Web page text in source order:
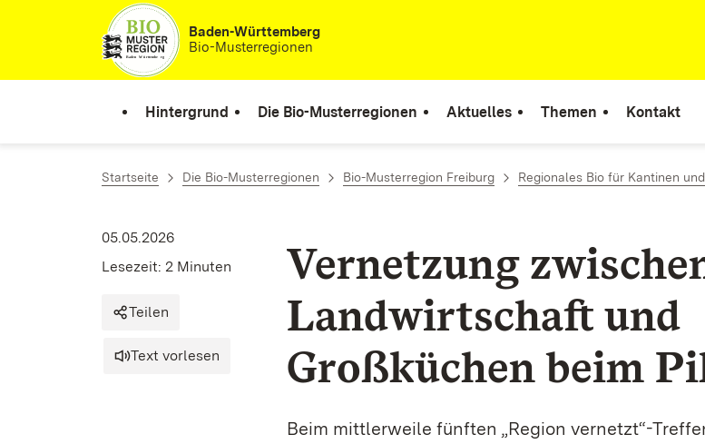
Zum Inhalt springenBaden-Württemberg
Bio-Musterregionen
Hintergrund Die Bio-Musterregionen Aktuelles Themen Kontakt
Startseite Die Bio-Musterregionen Bio-Musterregion Freiburg Regionales Bio für Kantinen
Vernetzung
Landwirtschaft und
Großküchen beim
Beim mittlerweile fünften „Region vernetzt“-
05.05.2026
Lesezeit: 2 Minuten
Teilen
Text vorlesen